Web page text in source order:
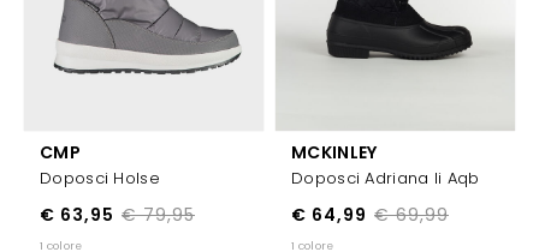
CMP
Doposci Holse
€ 79,95
€ 63,95
1 colore
MCKINLEY
Doposci Adriana Ii Aqb
€ 69,99
€ 64,99
1 colore